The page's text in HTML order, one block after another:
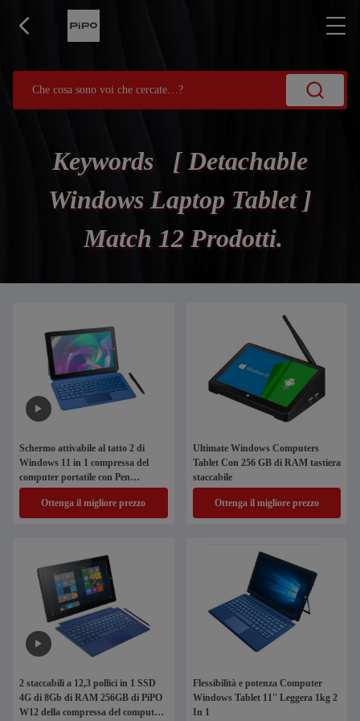
Keywords [ Detachable
Windows Laptop Tablet ]
Match 12 Prodotti.
Schermo attivabile al tatto 2 di
Windows 11 in 1 compressa del
computer portatile con Pen
Detachable Keyboard
Ottenga il migliore prezzo
Ultimate Windows Computers
Tablet Con 256 GB di RAM tastiera
staccabile
Ottenga il migliore prezzo
2 staccabili a 12,3 pollici in 1 SSD
4G di 8Gb di RAM 256GB di PiPO
W12 della compressa del computer
Flessibilità e potenza Computer
Windows Tablet 11'' Leggera 1kg 2
In 1